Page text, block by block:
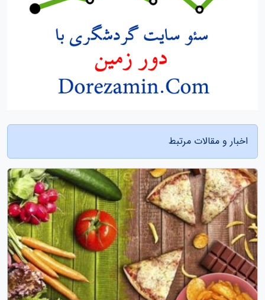
اخبار و مقالات مرتبط